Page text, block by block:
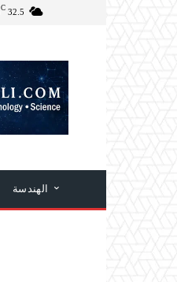
32.5
C
الهندسة